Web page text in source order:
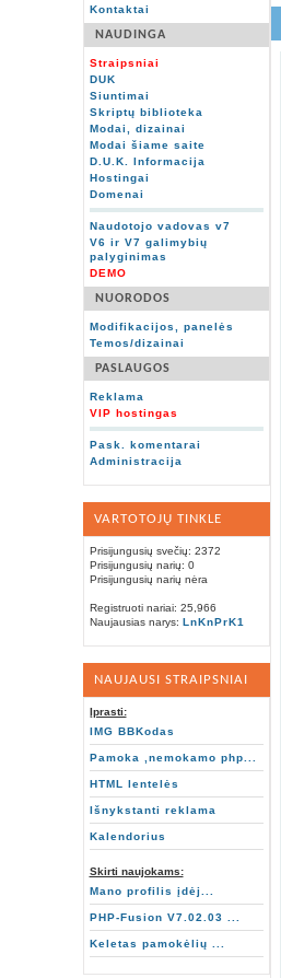
Kontaktai
NAUDINGA
Straipsniai
DUK
Siuntimai
Skriptų biblioteka
Modai, dizainai
Modai šiame saite
D.U.K. Informacija
Hostingai
Domenai
Naudotojo vadovas v7
V6 ir V7 galimybių
palyginimas
DEMO
NUORODOS
Modifikacijos, panelės
Temos/dizainai
PASLAUGOS
Reklama
VIP hostingas
Pask. komentarai
Administracija
VARTOTOJŲ TINKLE
Prisijungusių svečių: 2372
Prisijungusių narių: 0
Prisijungusių narių nėra
Registruoti nariai: 25,966
Naujausias narys: LnKnPrK1
NAUJAUSI STRAIPSNIAI
Įprasti:
IMG BBKodas
Pamoka ,nemokamo php...
HTML lentelės
Išnykstanti reklama
Kalendorius
Skirti naujokams:
Mano profilis įdėj...
PHP-Fusion V7.02.03 ...
Keletas pamokėlių ...